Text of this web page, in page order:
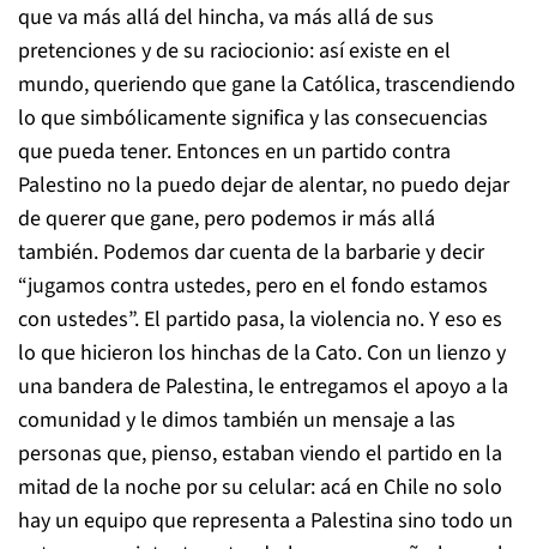
que va más allá del hincha, va más allá de sus
pretenciones y de su raciocionio: así existe en el
mundo, queriendo que gane la Católica, trascendiendo
lo que simbólicamente significa y las consecuencias
que pueda tener. Entonces en un partido contra
Palestino no la puedo dejar de alentar, no puedo dejar
de querer que gane, pero podemos ir más allá
también. Podemos dar cuenta de la barbarie y decir
“jugamos contra ustedes, pero en el fondo estamos
con ustedes”. El partido pasa, la violencia no. Y eso es
lo que hicieron los hinchas de la Cato. Con un lienzo y
una bandera de Palestina, le entregamos el apoyo a la
comunidad y le dimos también un mensaje a las
personas que, pienso, estaban viendo el partido en la
mitad de la noche por su celular: acá en Chile no solo
hay un equipo que representa a Palestina sino todo un